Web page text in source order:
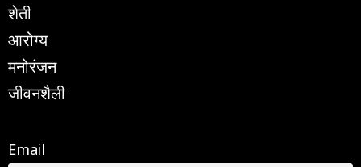
शेती
आरोग्य
मनोरंजन
जीवनशैली
Email